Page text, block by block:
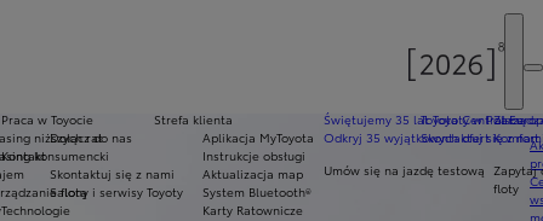
Świętujemy 35 lat Toyoty w Polsce
Odkryj 35 wyjątkowych ofert
Umów się na jazdę testową
Praca w Toyocie
Dołącz do nas
Kontakt
Skontaktuj się z nami
Salony i serwisy Toyoty
Technologie
Toyota Central
Skontaktuj się z
niższych rat
konsumencki
flotą
Komfort
Zapytaj
floty
Strefa klienta
Aplikacja MyToyota
Instrukcje obsługi
Aktualizacja map
System Bluetooth®
Karty Ratownicze